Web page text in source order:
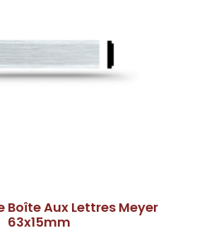
Boîte Aux Lettres Meyer
63x15mm